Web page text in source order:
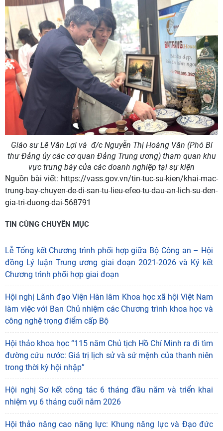
Giáo sư Lê Văn Lợi và đ/c Nguyễn Thị Hoàng Vân (Phó Bí
thư Đảng ủy các cơ quan Đảng Trung ương)tham quan khu
vực trưng bày của các doanh nghiệp tại sự kiện
Nguồn bài viết: https://vass.gov.vn/tin-tuc-su-kien/khai-mac-
trung-bay-chuyen-de-di-san-tu-lieu-efeo-tu-dau-an-lich-su-den-
gia-tri-duong-dai-568791
TIN CÙNG CHUYÊN MỤC
Lễ Tổng kết Chương trình phối hợp giữa Bộ Công an – Hội
đồng Lý luận Trung ương giai đoạn 2021-2026 và Ký kết
Chương trình phối hợp giai đoạn
Hội nghị Lãnh đạo Viện Hàn lâm Khoa học xã hội Việt Nam
làm việc với Ban Chủ nhiệm các Chương trình khoa học và
công nghệ trọng điểm cấp Bộ
Hội thảo khoa học “115 năm Chủ tịch Hồ Chí Minh ra đi tìm
đường cứu nước: Giá trị lịch sử và sứ mệnh của thanh niên
trong thời kỳ hội nhập”
Hội nghị Sơ kết công tác 6 tháng đầu năm và triển khai
nhiệm vụ 6 tháng cuối năm 2026
Hội thảo nâng cao năng lực: Khung năng lực và Đạo đức